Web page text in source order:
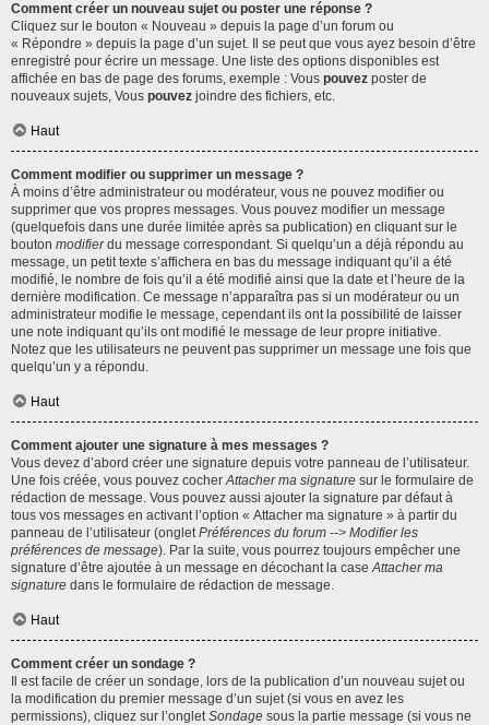
Comment créer un nouveau sujet ou poster une réponse ?
Cliquez sur le bouton « Nouveau » depuis la page d’un forum ou
« Répondre » depuis la page d’un sujet. Il se peut que vous ayez besoin d’être
enregistré pour écrire un message. Une liste des options disponibles est
affichée en bas de page des forums, exemple : Vous pouvez poster de
nouveaux sujets, Vous pouvez joindre des fichiers, etc.
Haut
Comment modifier ou supprimer un message ?
À moins d’être administrateur ou modérateur, vous ne pouvez modifier ou
supprimer que vos propres messages. Vous pouvez modifier un message
(quelquefois dans une durée limitée après sa publication) en cliquant sur le
bouton modifierdu message correspondant. Si quelqu’un a déjà répondu au
message, un petit texte s’affichera en bas du message indiquant qu’il a été
modifié, le nombre de fois qu’il a été modifié ainsi que la date et l’heure de la
dernière modification. Ce message n’apparaîtra pas si un modérateur ou un
administrateur modifie le message, cependant ils ont la possibilité de laisser
une note indiquant qu’ils ont modifié le message de leur propre initiative.
Notez que les utilisateurs ne peuvent pas supprimer un message une fois que
quelqu’un y a répondu.
Haut
Comment ajouter une signature à mes messages ?
Vous devez d’abord créer une signature depuis votre panneau de l’utilisateur.
Une fois créée, vous pouvez cocherAttacher ma signature sur le formulaire de
rédaction de message. Vous pouvez aussi ajouter la signature par défaut à
tous vos messages en activant l’option « Attacher ma signature » à partir du
panneau de l’utilisateur (ongletPréférences du forum --> Modifier les
préférences de message). Par la suite, vous pourrez toujours empêcher une
signature d’être ajoutée à un message en décochant la caseAttacher ma
signature dans le formulaire de rédaction de message.
Haut
Comment créer un sondage ?
Il est facile de créer un sondage, lors de la publication d’un nouveau sujet ou
la modification du premier message d’un sujet (si vous en avez les
permissions), cliquez sur l’ongletSondage sous la partie message (si vous ne